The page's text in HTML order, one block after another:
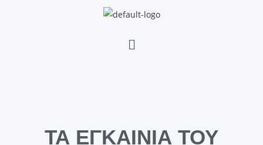
ΤΑ ΕΓΚΑΙΝΙΑ ΤΟΥ